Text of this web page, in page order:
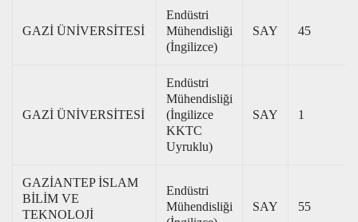
GAZİ ÜNİVERSİTESİ
Endüstri
Mühendisliği
(İngilizce)
SAY 45
GAZİ ÜNİVERSİTESİ
Endüstri
Mühendisliği
(İngilizce
KKTC
Uyruklu)
SAY 1
GAZİANTEP İSLAM
BİLİM VE
TEKNOLOJİ
Endüstri
Mühendisliği
SAY 55